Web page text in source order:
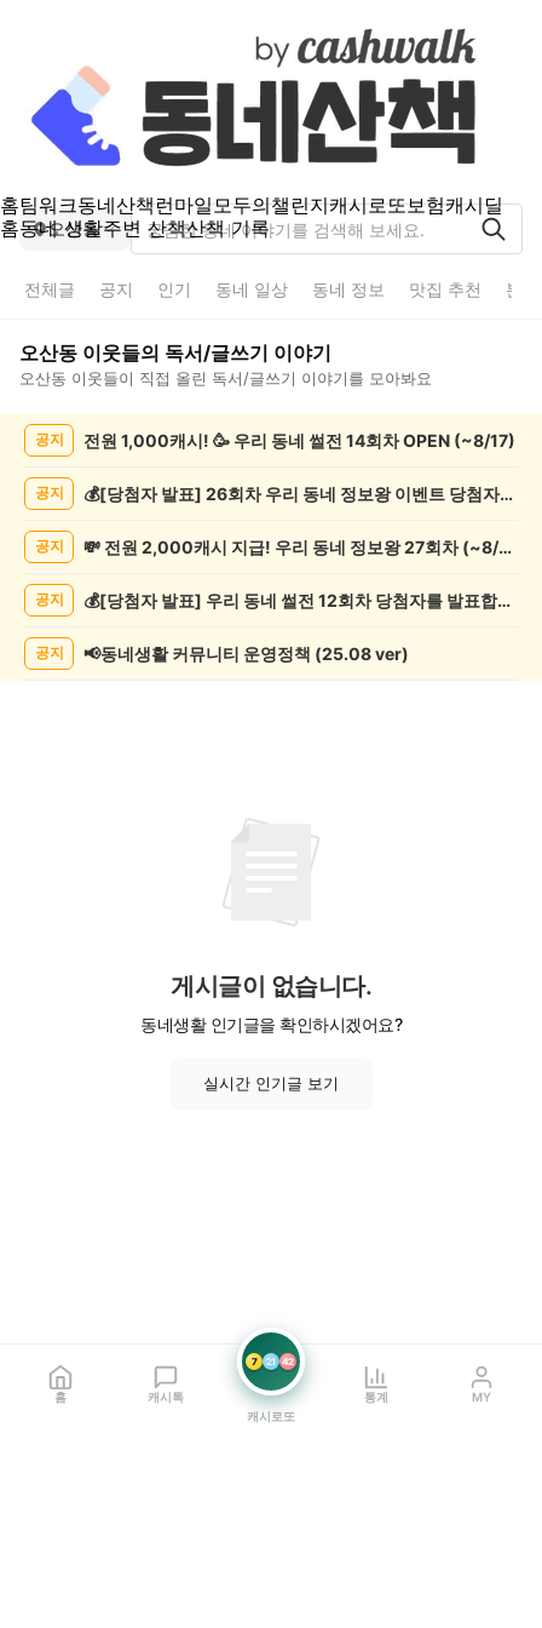
홈팀워크동네산책런마일모두의챌린지캐시로또보험캐시딜
홈동네 생활주변 산책산책 기록
오산동
전체글 공지 인기 동네 일상 동네 정보 맛집 추천 분
오산동 이웃들의 독서/글쓰기 이야기
오산동 이웃들이 직접 올린 독서/글쓰기 이야기를 모아봐요
목
공지 전원 1,000캐시! 🥳 우리 동네 썰전 14회차 OPEN (~8/17)
공지 💰[당첨자 발표] 26회차 우리 동네 정보왕 이벤트 당첨자를 발표합니다!
공지 💸 전원 2,000캐시 지급! 우리 동네 정보왕 27회차 (~8/10)
공지 💰[당첨자 발표] 우리 동네 썰전 12회차 당첨자를 발표합니다!
공지 📢동네생활 커뮤니티 운영정책 (25.08 ver)
게시글이 없습니다.
동네생활 인기글을 확인하시겠어요?
실시간 인기글 보기
홈 캐시톡
7 21 42
캐시로또
통계 MY